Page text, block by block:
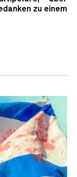
zu einem